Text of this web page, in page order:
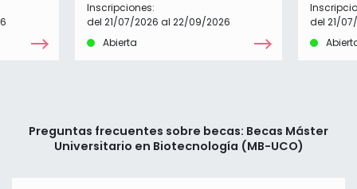
Inscripciones:
del 21/07/2026 al 22/09/2026
Abierta
del 21/
Preguntas frecuentes sobre becas: Becas Máster
Universitario en Biotecnología (MB-UCO)